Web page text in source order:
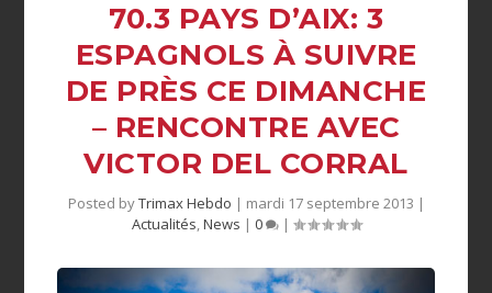
70.3 PAYS D’AIX: 3
ESPAGNOLS À SUIVRE
DE PRÈS CE DIMANCHE
– RENCONTRE AVEC
VICTOR DEL CORRAL
Posted byTrimax Hebdo | mardi 17 septembre 2013 |
Actualités,News | 0 |